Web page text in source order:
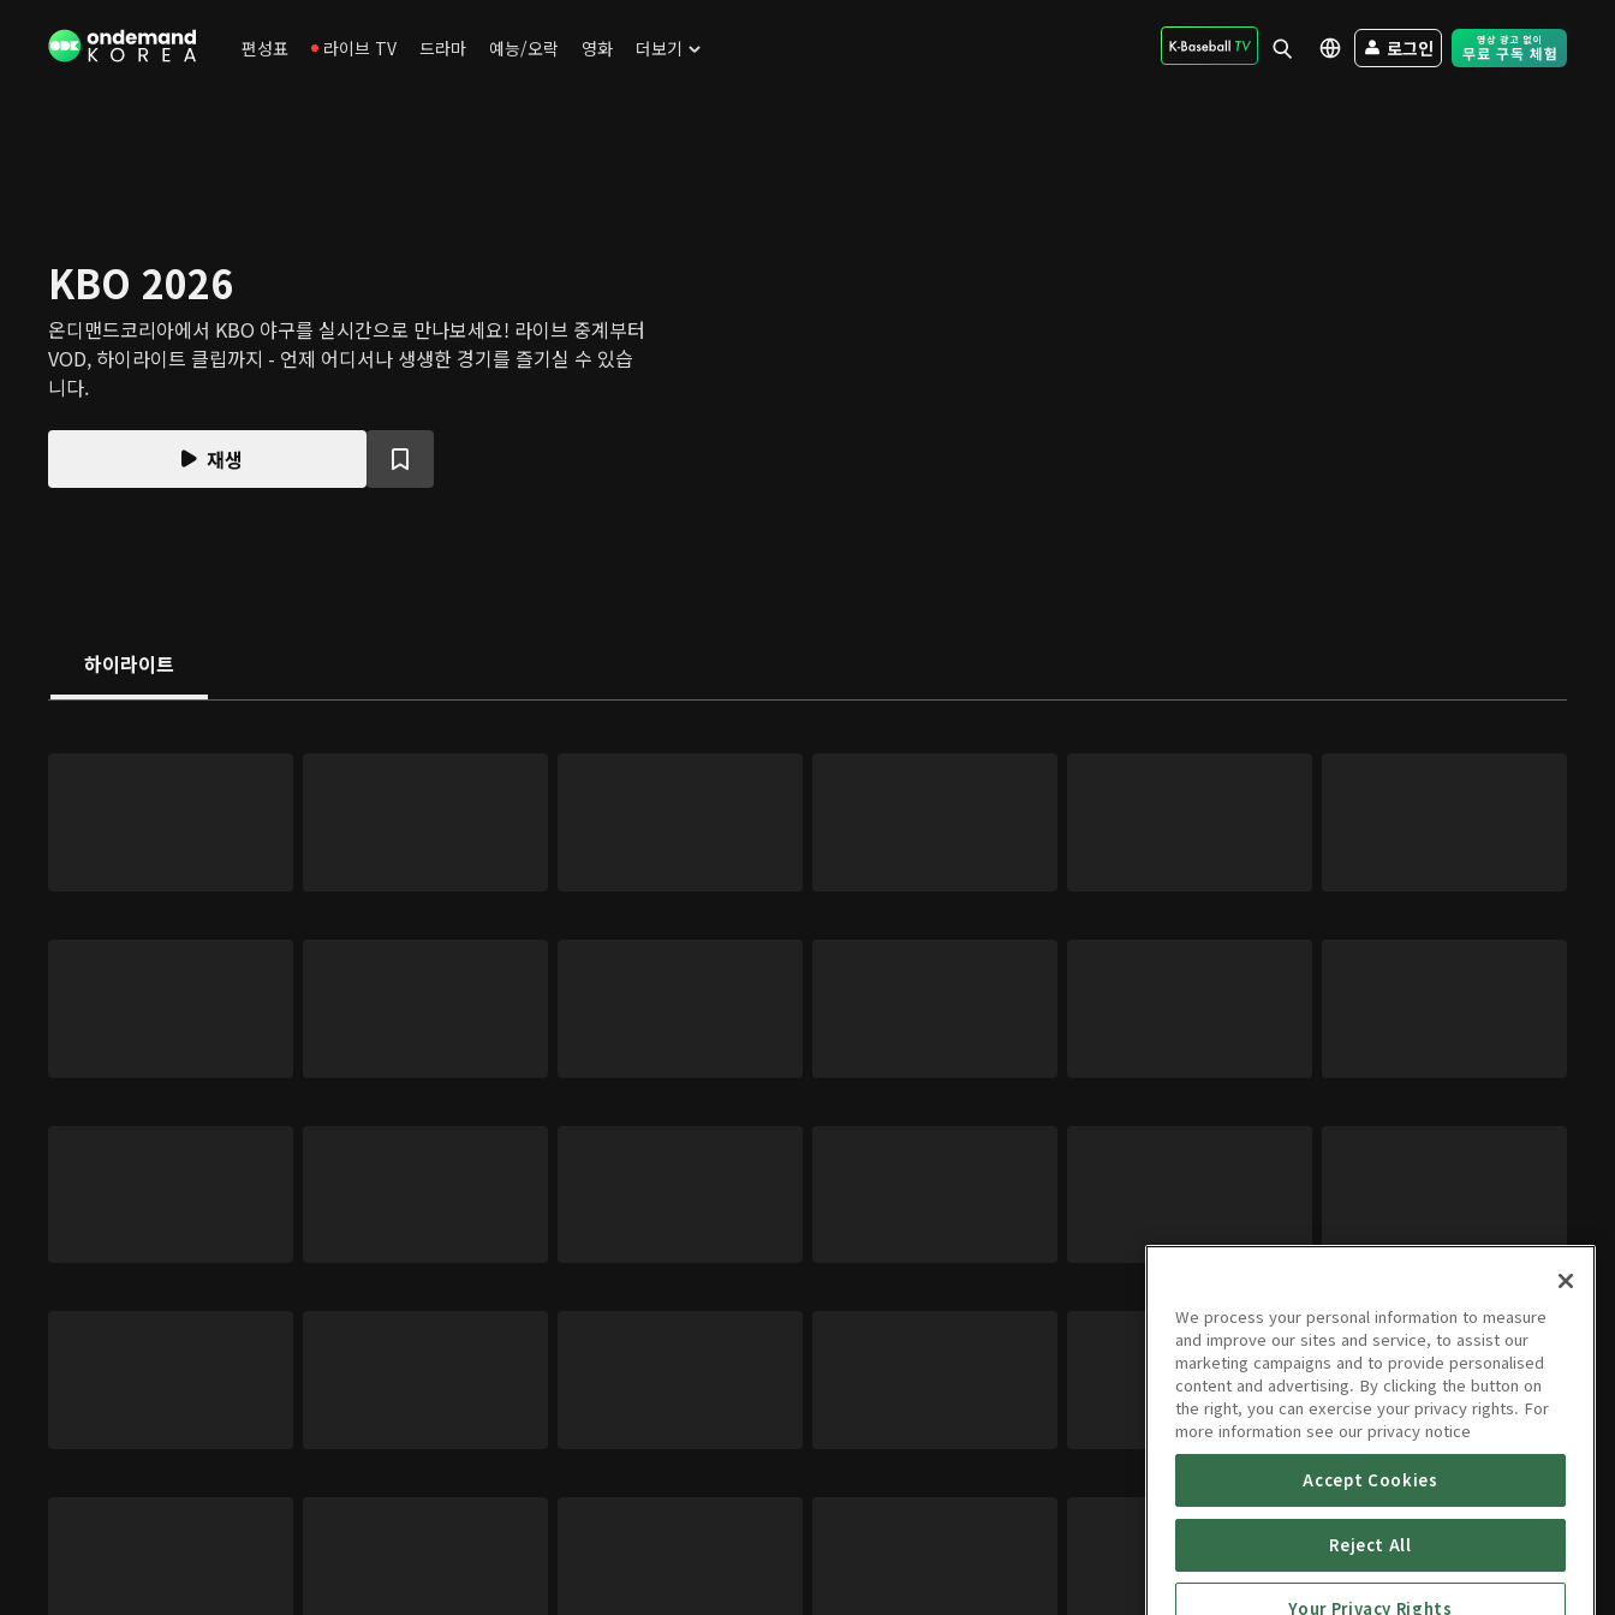
편성표 라이브 TV 드라마 예능/오락 영화 더보기 로그인 Free Trial -
KBO 2026
온디맨드코리아에서 KBO 야구를 실시간으로 만나보세요! 라이브 중계부터
VOD, 하이라이트 클립까지 - 언제 어디서나 생생한 경기를 즐기실 수 있습
니다.
재생
하이라이트
We process your personal information to measure
and improve our sites and service, to assist our
marketing campaigns and to provide personalised
content and advertising. By clicking the button on
the right, you can exercise your privacy rights. For
more information see our privacy notice
Accept Cookies
Reject All
Your Privacy Rights